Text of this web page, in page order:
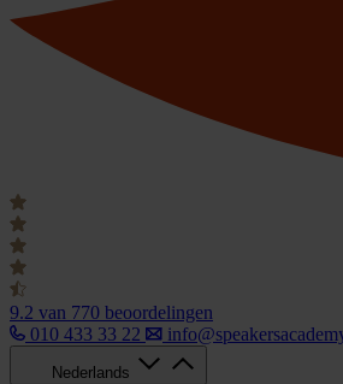
9.2 van 770 beoordelingen
010 433 33 22
Nederlands